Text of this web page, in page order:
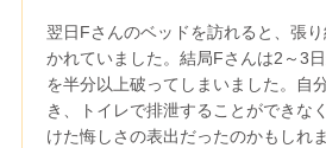
翌日Fさんのベッドを訪れると、張
かれていました。結局Fさんは2～3
を半分以上破ってしまいました。自
き、トイレで排泄することができな
けた悔しさの表出だったのかもしれ